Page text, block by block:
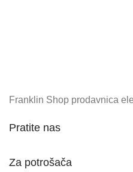
Franklin Shop prodavnica
Pratite nas
Za potrošača